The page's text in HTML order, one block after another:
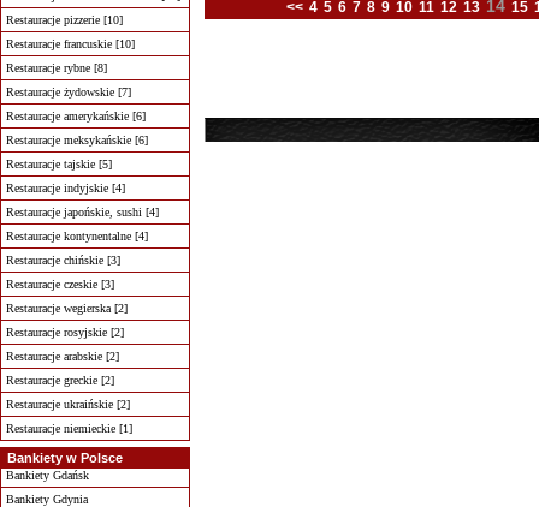
Restauracje pizzerie [10]
Restauracje francuskie [10]
Restauracje rybne [8]
Restauracje żydowskie [7]
Restauracje amerykańskie [6]
Restauracje meksykańskie [6]
Restauracje tajskie [5]
Restauracje indyjskie [4]
Restauracje japońskie, sushi [4]
Restauracje kontynentalne [4]
Restauracje chińskie [3]
Restauracje czeskie [3]
Restauracje wegierska [2]
Restauracje rosyjskie [2]
Restauracje arabskie [2]
Restauracje greckie [2]
Restauracje ukraińskie [2]
Restauracje niemieckie [1]
Bankiety w Polsce
Bankiety Gdańsk
Bankiety Gdynia
<< 4 5 6 7 8 9 10 11 12 13 14 15